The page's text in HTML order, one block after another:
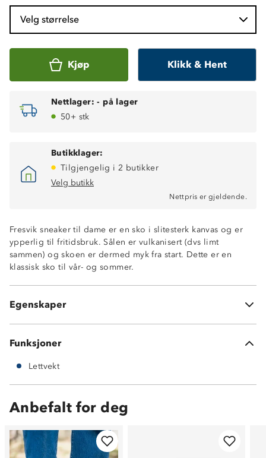
Velg størrelse
Kjøp Klikk & Hent
Nettlager: - på lager
50+ stk
Butikklager:
Tilgjengelig i 2 butikker
Velg butikk
Nettpris er gjeldende.
Fresvik sneaker til dame er en sko i slitesterk kanvas og er
ypperlig til fritidsbruk. Sålen er vulkanisert (dvs limt
sammen) og skoen er dermed myk fra start. Dette er en
klassisk sko til vår- og sommer.
Egenskaper
Vulkanisert myk såle
Funksjoner
Lettvekt
Anbefalt for deg